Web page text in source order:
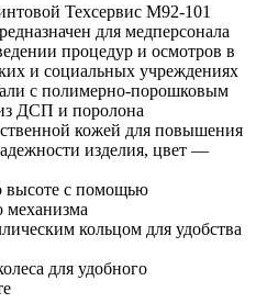
Техсервис М92-101
для медперсонала
процедур и осмотров в
и социальных учреждениях
с полимерно-порошковым
ДСП и поролона
кожей для повышения
изделия, цвет —
высоте с помощью
механизма
кольцом для удобства
для удобного